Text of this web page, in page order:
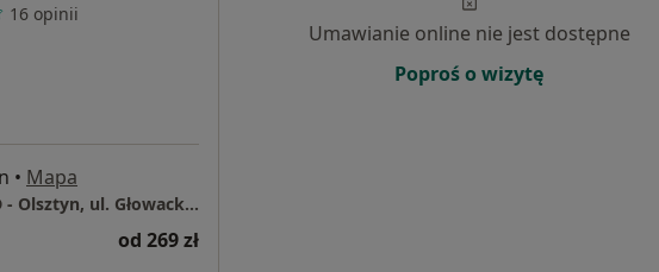
16 opinii
• Mapa
Centrum Medyczne LUX MED - Olsztyn, ul. Głowackiego 28
od 269 zł
Umawianie online nie jest dostępne
Poproś o wizytę